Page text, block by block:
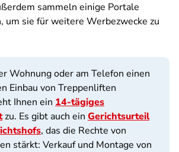
sammeln einige Portale
um sie für weitere Werbezwecke zu
Wohnung oder am Telefon einen
Einbau von Treppenliften
Ihnen ein 14-tägiges
zu. Es gibt auch ein Gerichtsurteil
, das die Rechte von
stärkt: Verkauf und Montage von